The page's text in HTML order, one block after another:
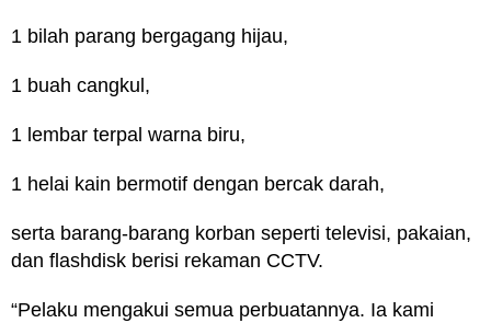
1 bilah parang bergagang hijau,
1 buah cangkul,
1 lembar terpal warna biru,
1 helai kain bermotif dengan bercak darah,
serta barang-barang korban seperti televisi, pakaian,
dan flashdisk berisi rekaman CCTV.
“Pelaku mengakui semua perbuatannya. Ia kami